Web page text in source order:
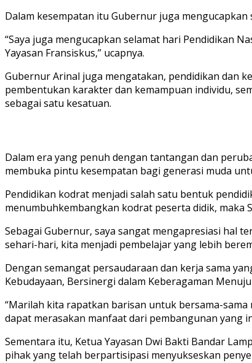
Dalam kesempatan itu Gubernur juga
“Saya juga mengucapkan selamat hari Pendidikan
Yayasan Fransiskus,” ucapnya.
Gubernur Arinal juga mengatakan, pendidikan dan
pembentukan karakter dan kemampuan individu,
sebagai satu kesatuan.
Dalam era yang penuh dengan tantangan dan
membuka pintu kesempatan bagi generasi muda
Pendidikan kodrat menjadi salah satu bentuk
menumbuhkembangkan kodrat peserta didik, maka
Sebagai Gubernur, saya sangat mengapresiasi hal
sehari-hari, kita menjadi pembelajar yang lebih
Dengan semangat persaudaraan dan kerja sama
Kebudayaan, Bersinergi dalam Keberagaman Menuju
“Marilah kita rapatkan barisan untuk bersama-
dapat merasakan manfaat dari pembangunan yang
Sementara itu, Ketua Yayasan Dwi Bakti Bandar
pihak yang telah berpartisipasi menyukseskan